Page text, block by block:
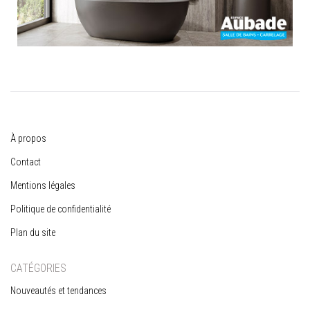
À propos
Contact
Mentions légales
Politique de confidentialité
Plan du site
CATÉGORIES
Nouveautés et tendances